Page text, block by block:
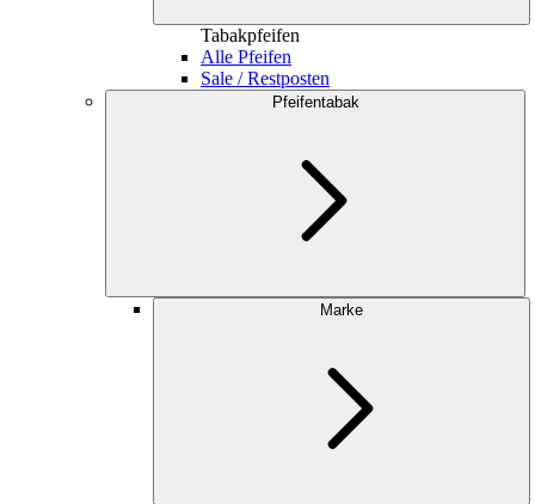
Tabakpfeifen
Alle Pfeifen
Sale / Restposten
Pfeifentabak
Marke